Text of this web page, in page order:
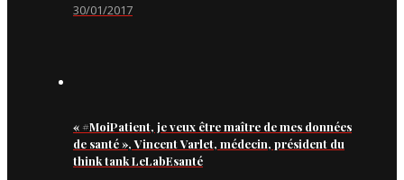
30/01/2017
« #MoiPatient, je veux être maître de mes données
de santé », Vincent Varlet, médecin, président du
think tank LeLabEsanté